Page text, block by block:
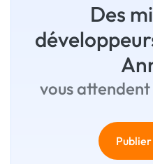
Des
vous